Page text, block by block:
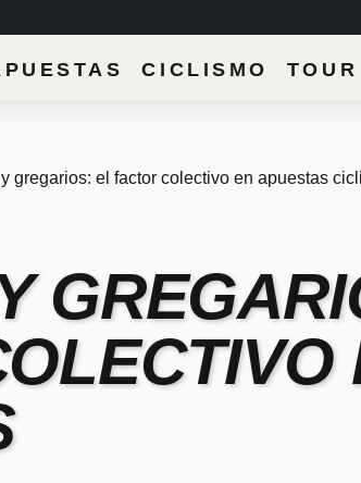
CICLISMO
gregarios: el factor colectivo en apuestas